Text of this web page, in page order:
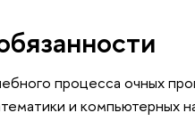
процесса очных
и компьютерных